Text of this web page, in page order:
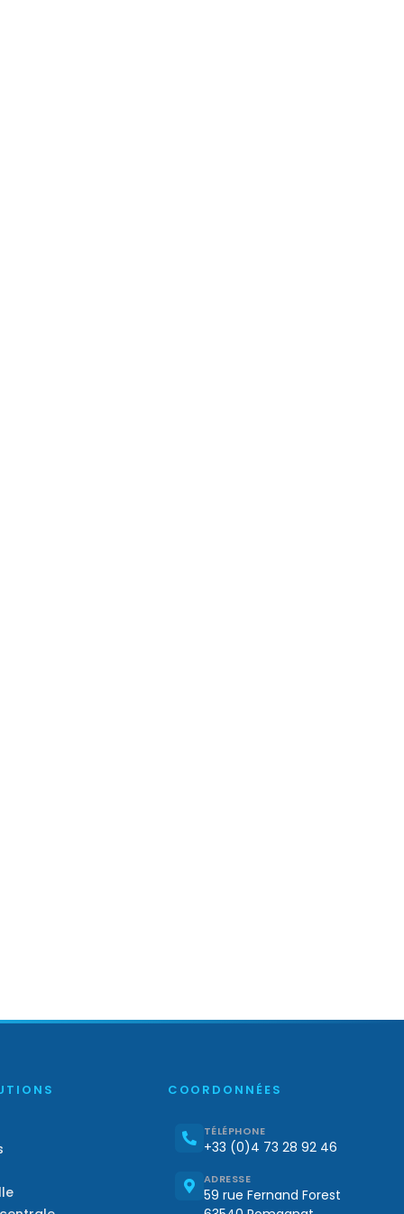
COORDONNÉES
TÉLÉPHONE
+33 (0)4 73 28 92 46
ADRESSE
59 rue Fernand Forest